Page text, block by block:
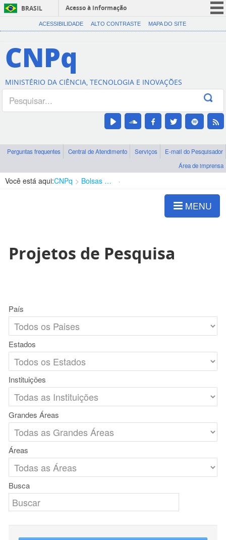
BRASIL
Acesso à informação
CORONAVÍRUS (COVID-19)
Canais
ACESSIBILIDADE ALTO CONTRASTE MAPA DO SITE
CNPq
MINISTÉRIO DA CIÊNCIA, TECNOLOGIA E INOVAÇÕES
Perguntas frequentes Central de Atendimento Serviços
E-mail do Pesquisador
Área de imprensa
Você está aqui:CNPq Bolsas e Auxílios Vigentes
MENU
Projetos de Pesquisa
País
Estados
Instituições
Grandes Áreas
Áreas
Busca